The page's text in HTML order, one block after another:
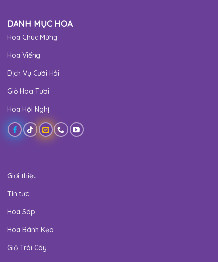
DANH MỤC HOA
Hoa Chúc Mừng
Hoa Viếng
Dịch Vụ Cưới Hỏi
Giỏ Hoa Tươi
Hoa Hội Nghị
Giới thiệu
Tin tức
Hoa Sáp
Hoa Bánh Kẹo
Giỏ Trái Cây